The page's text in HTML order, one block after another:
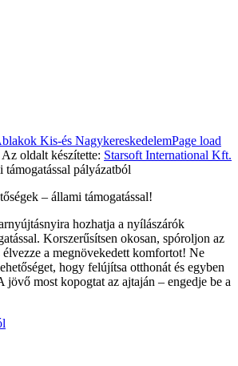
Kis-és Nagykereskedelem
Az oldalt készítette: Starsoft International Kft.
Page load
pályázatból
– állami támogatással!
hozhatja a nyílászárók
Korszerűsítsen okosan, spóroljon az
élvezze a megnövekedett komfortot! Ne
hogy felújítsa otthonát és egyben
jövő most kopogtat az ajtaján – engedje be a